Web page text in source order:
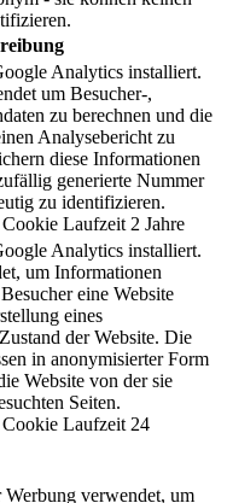
Analytics installiert.
um Besucher-,
zu berechnen und die
Analysebericht zu
diese Informationen
generierte Nummer
zu identifizieren.
Cookie Laufzeit 2 Jahre
Analytics installiert.
um Informationen
eine Website
eines
der Website. Die
in anonymisierter Form
Website von der sie
Seiten.
Cookie Laufzeit 24
verwendet, um